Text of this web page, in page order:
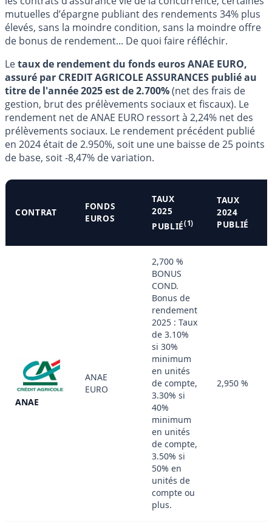
mutuelles d’épargne publiant des rendements 34% plus
élevés, sans la moindre condition, sans la moindre offre
de bonus de rendement... De quoi faire réfléchir.
Letaux de rendement du fonds euros ANAE EURO,
assuré par CREDIT AGRICOLE ASSURANCES publié au
titre de l'année 2025 est de 2.700%(net des frais de
gestion, brut des prélèvements sociaux et fiscaux). Le
rendement net de ANAE EURO ressort à 2,24% net des
prélèvements sociaux. Le rendement précédent publié
en 2024 était de 2.950%, soit une une baisse de 25 points
de base, soit -8,47% de variation.
CONTRAT
FONDS
EUROS
TAUX
2025
PUBLIÉ(1)
TAUX
2024
PUBLIÉ
ANAE
ANAE
EURO
2,700 %
BONUS
COND.
Bonus de
rendement
2025 : Taux
de 3.10%
si 30%
minimum
en unités
de compte,
3.30% si
40%
minimum
en unités
de compte,
3.50% si
50% en
unités de
compte ou
plus.
2,950 %